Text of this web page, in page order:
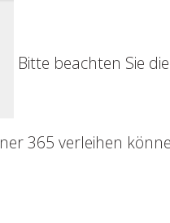
Bitte beachten Sie
365 verleihen